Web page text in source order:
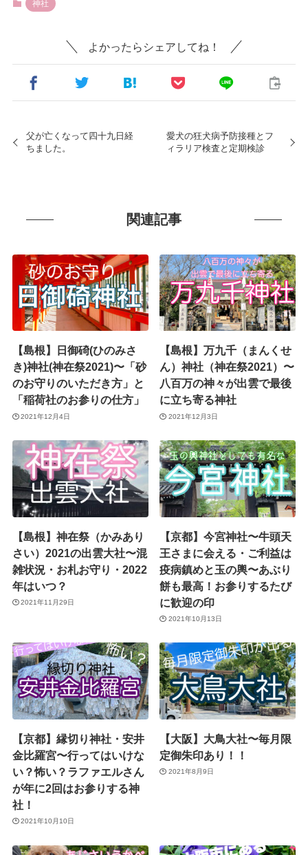
神社
よかったらシェアしてね！
父が亡くなって四十九日経
ちました。
愛犬の狂犬病予防接種とフ
ィラリア検査と定期検診
関連記事
【島根】日御碕(ひのみさ
き)神社(神在祭2021)〜「砂
のお守りのいただき方」と
「稲荷社のお参りの仕方」
2021年12月4日
【島根】万九千（まんくせ
ん）神社（神在祭2021）〜
八百万の神々が出雲で最後
に立ち寄る神社
2021年12月3日
【島根】神在祭（かみあり
さい）2021の出雲大社〜混
雑状況・お札お守り・2022
年はいつ？
2021年11月29日
【京都】今宮神社〜牛頭天
王さまに会える・ご利益は
疫病鎮めと玉の輿〜あぶり
餅も最高！お参りするたび
に歓迎の印
2021年10月13日
【京都】縁切り神社・安井
金比羅宮〜行ってはいけな
い？怖い？ラファエルさん
が年に2回はお参りする神
社！
2021年10月10日
【大阪】大鳥大社〜毎月限
定御朱印あり！！
2021年8月9日